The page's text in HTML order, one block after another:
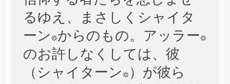
るゆえ、まさしくシャイタ
ーン*からのもの。アッラー*
のお許しなくしては、彼
（シャイターン*）が彼ら